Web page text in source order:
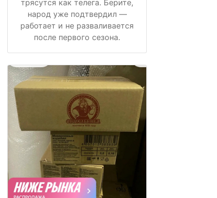
трясутся как телега. Берите,
народ уже подтвердил —
работает и не разваливается
после первого сезона.